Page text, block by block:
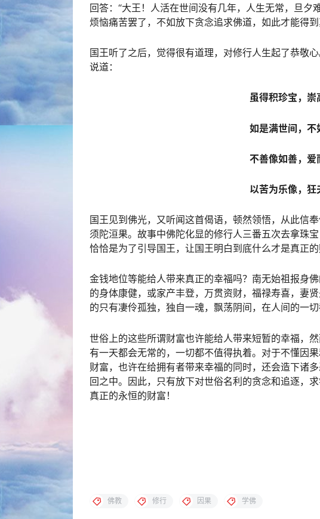
回答：“大王！人活在世间没有几年，人生无常，旦
烦恼痛苦罢了，不如放下贪念追求佛道，如此才能得
国王听了之后，觉得很有道理，对修行人生起了恭敬
说道：
虽得积珍宝，崇
如是满世间，不
不善像如善，爱
以苦为乐像，狂
国王见到佛光，又听闻这首偈语，顿然领悟，从此信
须陀洹果。故事中佛陀化显的修行人三番五次去拿珠
恰恰是为了引导国王，让国王明白到底什么才是真正的
金钱地位等能给人带来真正的幸福吗？南无始祖报身
的身体康健，或家产丰登，万贯资财，福禄寿喜，妻
的只有凄伶孤独，独自一魂，飘荡阴间，在人间的一
世俗上的这些所谓财富也许能给人带来短暂的幸福，
有一天都会无常的，一切都不值得执着。对于不懂因
财富，也许在给拥有者带来幸福的同时，还会造下诸
回之中。因此，只有放下对世俗名利的贪念和追逐，
真正的永恒的财富！
佛教 修行 因果 学佛